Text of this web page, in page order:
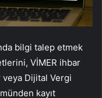
bilgi talep etmek
VİMER ihbar
veya Dijital Vergi
kayıt